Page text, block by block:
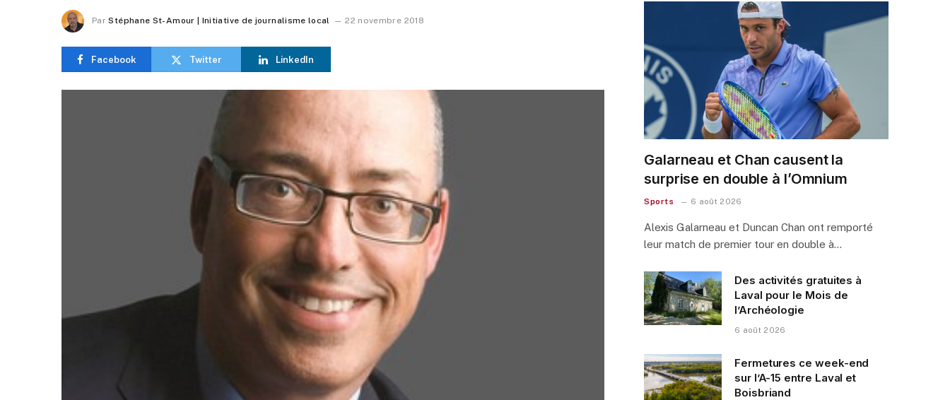
Par Stéphane St-Amour | Initiative de journalisme local 22 novembre 2018
Facebook Twitter LinkedIn
Galarneau et Chan causent la
surprise en double à l’Omnium
Sports 6 août 2026
Alexis Galarneau et Duncan Chan ont remporté
leur match de premier tour en double à…
Des activités gratuites à
Laval pour le Mois de
l’Archéologie
6 août 2026
Fermetures ce week-end
sur l’A-15 entre Laval et
Boisbriand